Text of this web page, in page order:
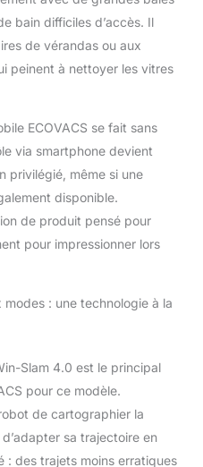
en utilisant
nettoyage ponctuel.
WIN-
- Propulsé
de
intelligente
SLAM 4.0 mis à
ce nettoyeur de
robot détecte
les
le plus
pour
les zones
et offrir des
cohérents.
automatique
vitres difficiles
bain difficiles d’accès. Il
de vérandas ou aux
peinent à nettoyer les vitres
ECOVACS se fait sans
via smartphone devient
privilégié, même si une
disponible.
de produit pensé pour
pour impressionner lors
: une technologie à la
Slam 4.0 est le principal
pour ce modèle.
de cartographier la
sa trajectoire en
: des trajets moins erratiques